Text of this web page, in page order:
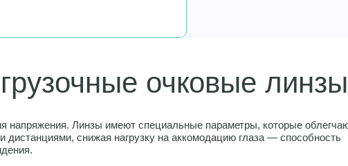
очковые
напряжения. Линзы имеют специальные параметры, которые
снижая нагрузку на аккомодацию глаза — способность